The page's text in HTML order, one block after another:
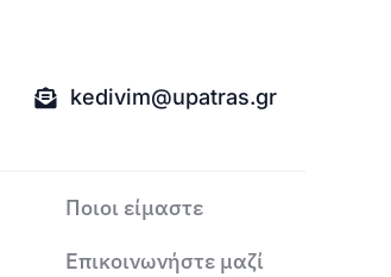
kedivim@upatras.gr
Ποιοι είμαστε
Επικοινωνήστε μαζί